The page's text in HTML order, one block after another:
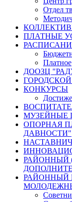
Отдел
ПЛАТНЫЕ
Платное
ДООЗЦ
ГОРОДСКОЙ
КОНКУРСЫ
МУЗЕЙНЫЕ
ОПОРНАЯ
ДАВНОСТИ"
РАЙОННЫЙ
РАЙОННЫЙ